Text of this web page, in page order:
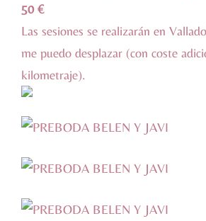
50 €
Las sesiones se realizarán en
me puedo desplazar (con coste
kilometraje).